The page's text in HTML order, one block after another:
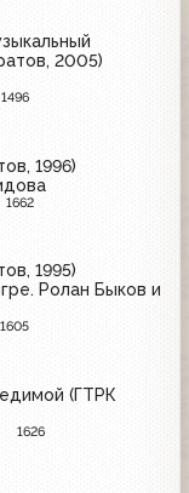
2005)
1496
1996)
1662
1995)
Ролан Быков и
1605
(ГТРК
1626